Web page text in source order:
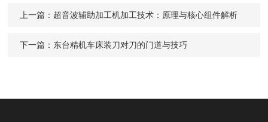
上一篇： 超音波辅助加工机加工技术：原理与核心组件解析
下一篇： 东台精机车床装刀对刀的门道与技巧